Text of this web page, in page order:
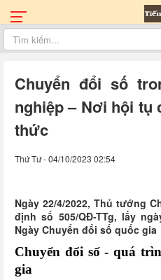
Chuyển đổi số
nghiệp – Nơi hội tụ
thức
Thứ Tư - 04/10/2023 02:54
Ngày 22/4/2022, Thủ tướng
định số 505/QĐ-TTg, lấy
Ngày Chuyển đổi số quốc gia
Chuyển đổi số - quá
gia